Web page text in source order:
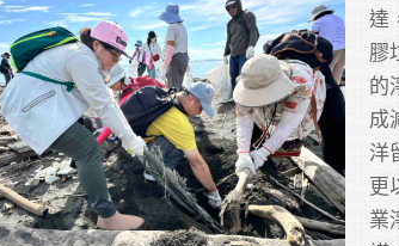
達
膠
的
成
洋
更
業